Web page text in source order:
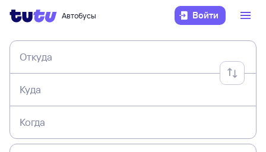
Автобусы Войти
Откуда
Куда
Когда